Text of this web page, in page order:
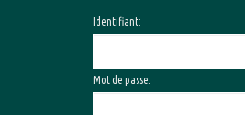
Identifiant:
Mot de passe: